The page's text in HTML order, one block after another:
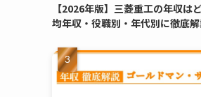
【2026年版】三菱重工の年収は
均年収・役職別・年代別に徹底